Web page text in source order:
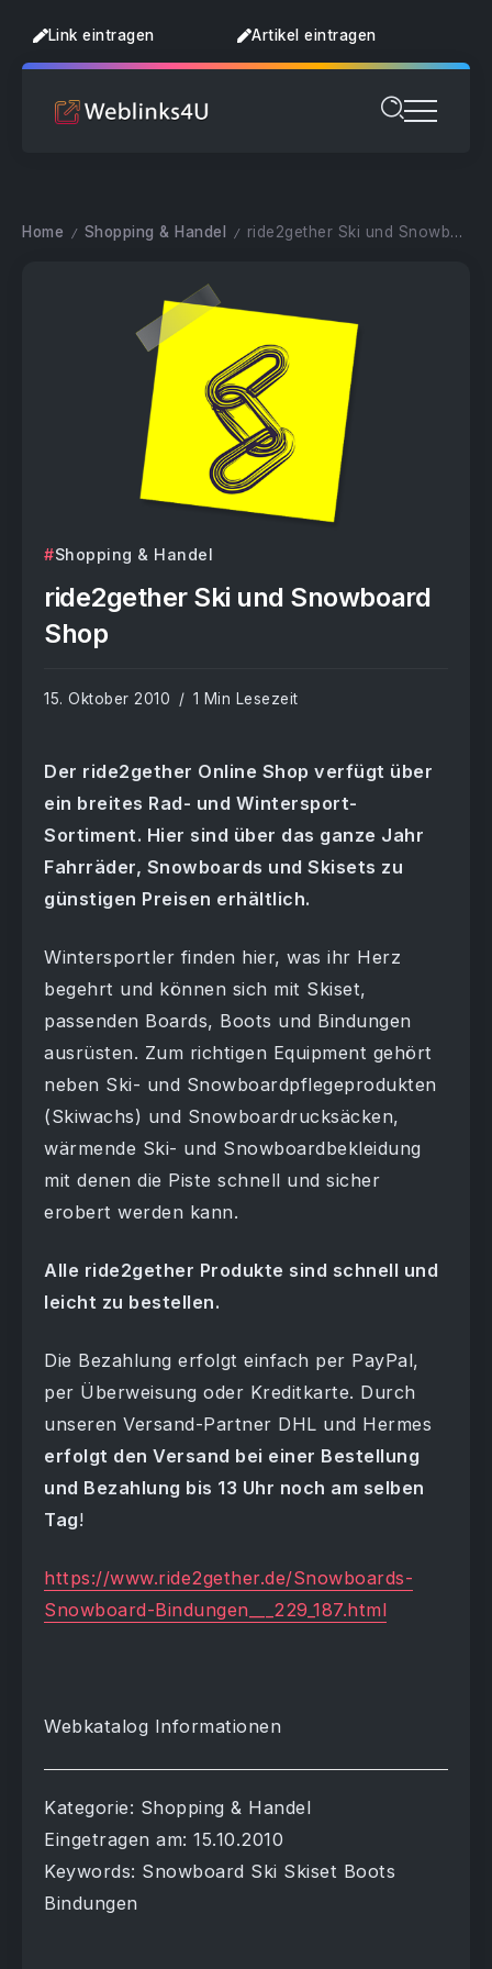
Link eintragen Artikel eintragen
Home / Shopping & Handel / ride2gether Ski und Snowboard Shop
Shopping & Handel
ride2gether Ski und Snowboard
Shop
15. Oktober 2010 1 Min Lesezeit
Der ride2gether Online Shop verfügt über
ein breites Rad- und Wintersport-
Sortiment. Hier sind über das ganze Jahr
Fahrräder, Snowboards und Skisets zu
günstigen Preisen erhältlich.
Wintersportler finden hier, was ihr Herz
begehrt und können sich mit Skiset,
passenden Boards, Boots und Bindungen
ausrüsten. Zum richtigen Equipment gehört
neben Ski- und Snowboardpflegeprodukten
(Skiwachs) und Snowboardrucksäcken,
wärmende Ski- und Snowboardbekleidung
mit denen die Piste schnell und sicher
erobert werden kann.
Alle ride2gether Produkte sind schnell und
leicht zu bestellen.
Die Bezahlung erfolgt einfach per PayPal,
per Überweisung oder Kreditkarte. Durch
unseren Versand-Partner DHL und Hermes
erfolgt den Versand bei einer Bestellung
und Bezahlung bis 13 Uhr noch am selben
Tag!
https://www.ride2gether.de/Snowboards-
Snowboard-Bindungen___229_187.html
Webkatalog Informationen
Kategorie: Shopping & Handel
Eingetragen am: 15.10.2010
Keywords: Snowboard Ski Skiset Boots
Bindungen